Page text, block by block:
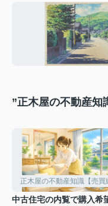
”正木屋の不動産知
正木屋の不動産知識【売買
中古住宅の内覧で購入希